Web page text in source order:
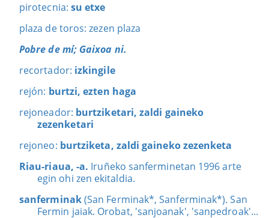
pirotecnia: su etxe
plaza de toros: zezen plaza
Pobre de mí; Gaixoa ni.
recortador: izkingile
rejón: burtzi, ezten haga
rejoneador: burtziketari, zaldi gaineko
zezenketari
rejoneo: burtziketa, zaldi gaineko zezenketa
Riau-riaua, -a. Iruñeko sanferminetan 1996 arte
egin ohi zen ekitaldia.
sanferminak(San Ferminak*, Sanferminak*). San
Fermin jaiak. Orobat, 'sanjoanak', 'sanpedroak'...